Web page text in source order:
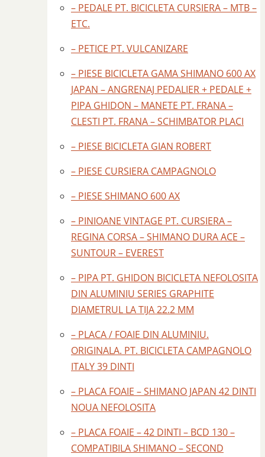
– PEDALE PT. BICICLETA CURSIERA – MTB –
ETC.
– PETICE PT. VULCANIZARE
– PIESE BICICLETA GAMA SHIMANO 600 AX
JAPAN – ANGRENAJ PEDALIER + PEDALE +
PIPA GHIDON – MANETE PT. FRANA –
CLESTI PT. FRANA – SCHIMBATOR PLACI
– PIESE BICICLETA GIAN ROBERT
– PIESE CURSIERA CAMPAGNOLO
– PIESE SHIMANO 600 AX
– PINIOANE VINTAGE PT. CURSIERA –
REGINA CORSA – SHIMANO DURA ACE –
SUNTOUR – EVEREST
– PIPA PT. GHIDON BICICLETA NEFOLOSITA
DIN ALUMINIU SERIES GRAPHITE
DIAMETRUL LA TIJA 22.2 MM
– PLACA / FOAIE DIN ALUMINIU.
ORIGINALA. PT. BICICLETA CAMPAGNOLO
ITALY 39 DINTI
– PLACA FOAIE – SHIMANO JAPAN 42 DINTI
NOUA NEFOLOSITA
– PLACA FOAIE – 42 DINTI – BCD 130 –
COMPATIBILA SHIMANO – SECOND